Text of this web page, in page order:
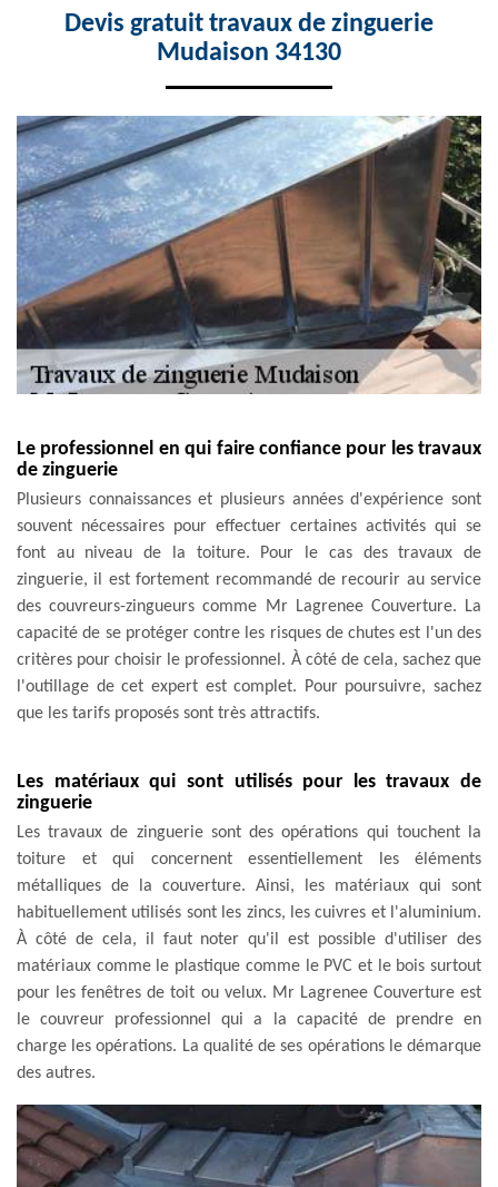
Devis gratuit travaux de zinguerie
Mudaison 34130
Le professionnel en qui faire confiance pour les travaux
de zinguerie
Plusieurs connaissances et plusieurs années d'expérience sont
souvent nécessaires pour effectuer certaines activités qui se
font au niveau de la toiture. Pour le cas des travaux de
zinguerie, il est fortement recommandé de recourir au service
des couvreurs-zingueurs comme Mr Lagrenee Couverture. La
capacité de se protéger contre les risques de chutes est l'un des
critères pour choisir le professionnel. À côté de cela, sachez que
l'outillage de cet expert est complet. Pour poursuivre, sachez
que les tarifs proposés sont très attractifs.
Les matériaux qui sont utilisés pour les travaux de
zinguerie
Les travaux de zinguerie sont des opérations qui touchent la
toiture et qui concernent essentiellement les éléments
métalliques de la couverture. Ainsi, les matériaux qui sont
habituellement utilisés sont les zincs, les cuivres et l'aluminium.
À côté de cela, il faut noter qu'il est possible d'utiliser des
matériaux comme le plastique comme le PVC et le bois surtout
pour les fenêtres de toit ou velux. Mr Lagrenee Couverture est
le couvreur professionnel qui a la capacité de prendre en
charge les opérations. La qualité de ses opérations le démarque
des autres.